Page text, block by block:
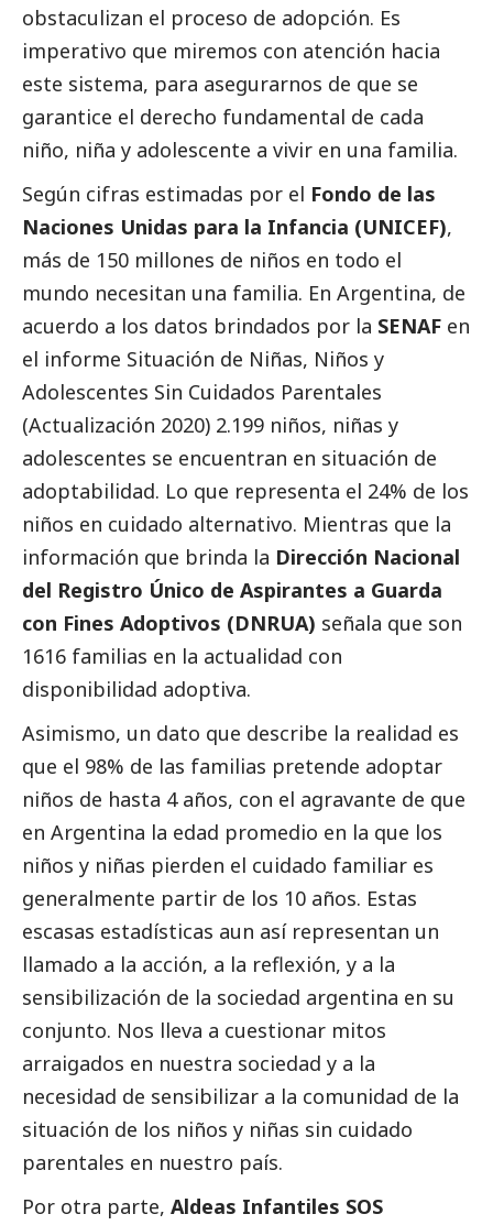
obstaculizan el proceso de adopción. Es
imperativo que miremos con atención hacia
este sistema, para asegurarnos de que se
garantice el derecho fundamental de cada
niño, niña y adolescente a vivir en una familia.
Según cifras estimadas por el Fondo de las
Naciones Unidas para la Infancia (UNICEF),
más de 150 millones de niños en todo el
mundo necesitan una familia. En Argentina, de
acuerdo a los datos brindados por la SENAF en
el informe Situación de Niñas, Niños y
Adolescentes Sin Cuidados Parentales
(Actualización 2020) 2.199 niños, niñas y
adolescentes se encuentran en situación de
adoptabilidad. Lo que representa el 24% de los
niños en cuidado alternativo. Mientras que la
información que brinda la Dirección Nacional
del Registro Único de Aspirantes a Guarda
con Fines Adoptivos (DNRUA) señala que son
1616 familias en la actualidad con
disponibilidad adoptiva.
Asimismo, un dato que describe la realidad es
que el 98% de las familias pretende adoptar
niños de hasta 4 años, con el agravante de que
en Argentina la edad promedio en la que los
niños y niñas pierden el cuidado familiar es
generalmente partir de los 10 años. Estas
escasas estadísticas aun así representan un
llamado a la acción, a la reflexión, y a la
sensibilización de la sociedad argentina en su
conjunto. Nos lleva a cuestionar mitos
arraigados en nuestra sociedad y a la
necesidad de sensibilizar a la comunidad de la
situación de los niños y niñas sin cuidado
parentales en nuestro país.
Por otra parte, Aldeas Infantiles SOS